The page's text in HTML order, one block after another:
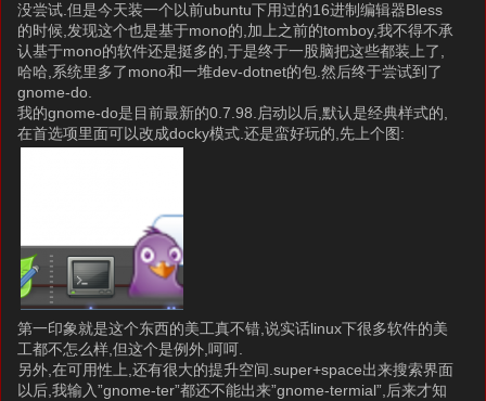
没尝试.但是今天装一个以前ubuntu下用过的16进制编辑器Bless
的时候,发现这个也是基于mono的,加上之前的tomboy,我不得不承
认基于mono的软件还是挺多的,于是终于一股脑把这些都装上了,
哈哈,系统里多了mono和一堆dev-dotnet的包.然后终于尝试到了
gnome-do.
我的gnome-do是目前最新的0.7.98.启动以后,默认是经典样式的,
在首选项里面可以改成docky模式.还是蛮好玩的,先上个图:
第一印象就是这个东西的美工真不错,说实话linux下很多软件的美
工都不怎么样,但这个是例外,呵呵.
另外,在可用性上,还有很大的提升空间.super+space出来搜索界面
以后,我输入”gnome-ter”都还不能出来”gnome-termial”,后来才知